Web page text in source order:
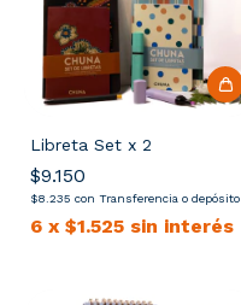
Libreta Set x 2
$9.150
$8.235 con Transferencia o depósito
6 x $1.525 sin interés